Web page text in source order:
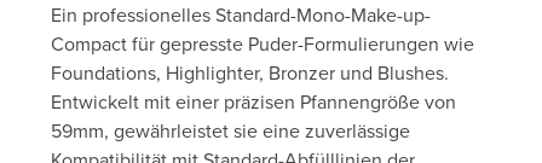
Ein professionelles Standard-Mono-Make-up-
Compact für gepresste Puder-Formulierungen wie
Foundations, Highlighter, Bronzer und Blushes.
Entwickelt mit einer präzisen Pfannengröße von
59mm, gewährleistet sie eine zuverlässige